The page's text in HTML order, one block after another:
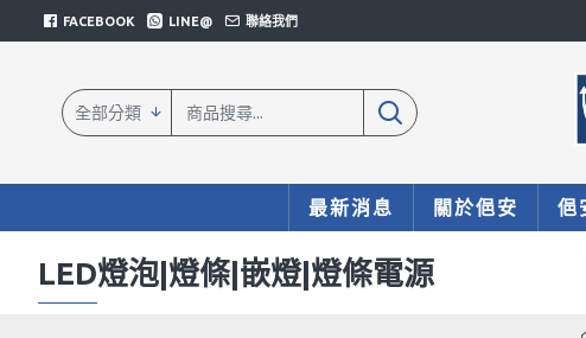
FACEBOOK LINE@ 聯絡我們
全部分類
最新消息 關於俋安 俋
LED燈泡|燈條|嵌燈|燈條電源